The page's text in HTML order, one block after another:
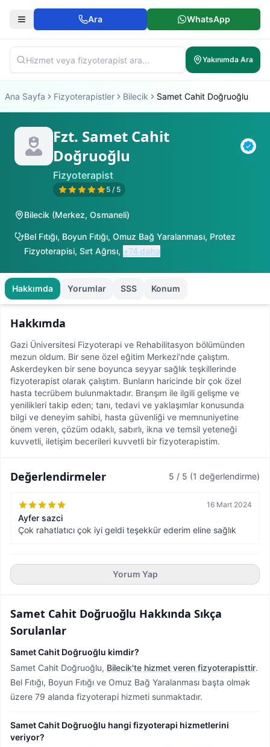
Ara WhatsApp
Yakınımda Ara
Ana Sayfa Fizyoterapistler Bilecik Samet Cahit Doğruoğlu
Fzt. Samet Cahit
Doğruoğlu
Fizyoterapist
5 / 5
Bilecik (Merkez, Osmaneli)
Bel Fıtığı, Boyun Fıtığı, Omuz Bağ Yaralanması, Protez
Fizyoterapisi, Sırt Ağrısı, +74 daha
Hakkımda Yorumlar SSS Konum
Hakkımda
Gazi Üniversitesi Fizyoterapi ve Rehabilitasyon bölümünden
mezun oldum. Bir sene özel eğitim Merkezi’nde çalıştım.
Askerdeyken bir sene boyunca seyyar sağlık teşkillerinde
fizyoterapist olarak çalıştım. Bunların haricinde bir çok özel
hasta tecrübem bulunmaktadır. Branşım ile ilgili gelişme ve
yenilikleri takip eden; tanı, tedavi ve yaklaşımlar konusunda
bilgi ve deneyim sahibi, hasta güvenliği ve memnuniyetine
önem veren, çözüm odaklı, sabırlı, ikna ve temsil yeteneği
kuvvetli, iletişim becerileri kuvvetli bir fizyoterapistim.
Değerlendirmeler 5 / 5 (1 değerlendirme)
16 Mart 2024
Ayfer sazci
Çok rahatlatıcı çok iyi geldi teşekkür ederim eline sağlık
Yorum Yap
Samet Cahit Doğruoğlu Hakkında Sıkça
Sorulanlar
Samet Cahit Doğruoğlu kimdir?
Samet Cahit Doğruoğlu, Bilecik'te hizmet veren fizyoterapisttir.
Bel Fıtığı, Boyun Fıtığı ve Omuz Bağ Yaralanması başta olmak
üzere 79 alanda fizyoterapi hizmeti sunmaktadır.
Samet Cahit Doğruoğlu hangi fizyoterapi hizmetlerini
veriyor?